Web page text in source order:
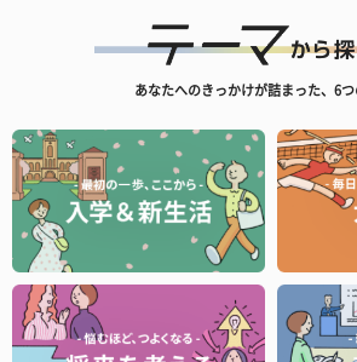
あなたへのきっかけが詰まった、6つ